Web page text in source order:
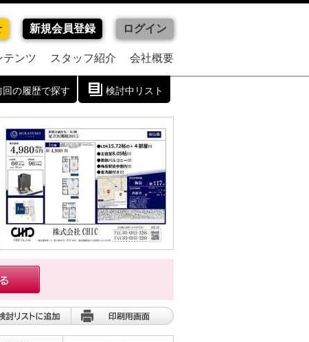
新規会員登録 ログイン
テンツ スタッフ紹介 会社概要
回の履歴で探す 検討中リスト